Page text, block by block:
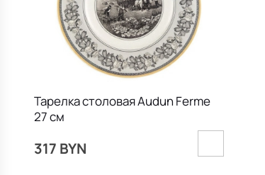
Тарелка столовая Audun Ferme
27 см
317 BYN